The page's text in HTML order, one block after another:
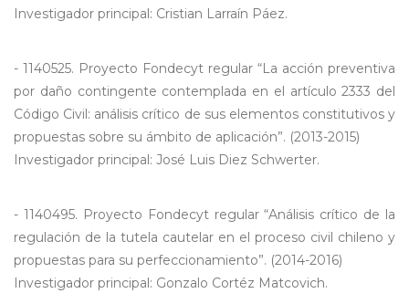
Investigador principal: Cristian Larraín Páez.
- 1140525. Proyecto Fondecyt regular “La acción preventiva
por daño contingente contemplada en el artículo 2333 del
Código Civil: análisis crítico de sus elementos constitutivos y
propuestas sobre su ámbito de aplicación”. (2013-2015)
Investigador principal: José Luis Diez Schwerter.
- 1140495. Proyecto Fondecyt regular “Análisis crítico de la
regulación de la tutela cautelar en el proceso civil chileno y
propuestas para su perfeccionamiento”. (2014-2016)
Investigador principal: Gonzalo Cortéz Matcovich.